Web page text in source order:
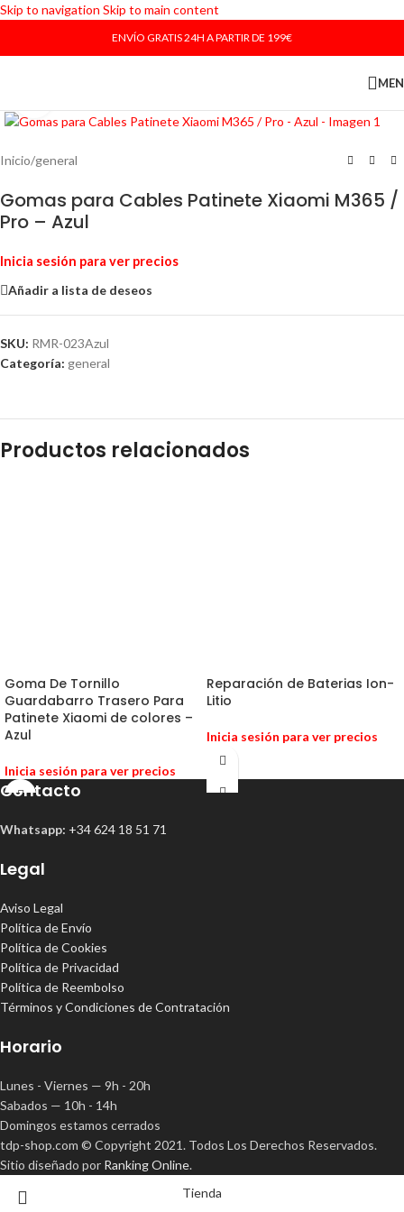
Skip to navigation Skip to main content
ENVÍO GRATIS 24H A PARTIR DE 199€
Inicio/general
Gomas para Cables Patinete Xiaomi M365 /
Pro – Azul
Inicia sesión para ver precios
Añadir a lista de deseos
SKU: RMR-023Azul
Categoría: general
Productos relacionados
Goma De Tornillo
Guardabarro Trasero Para
Patinete Xiaomi de colores –
Azul
Inicia sesión para ver precios
Reparación de Baterias Ion-
Litio
Inicia sesión para ver precios
Contacto
Whatsapp: +34 624 18 51 71
Legal
Aviso Legal
Política de Envío
Política de Cookies
Política de Privacidad
Política de Reembolso
Términos y Condiciones de Contratación
Horario
Lunes - Viernes — 9h - 20h
Sabados — 10h - 14h
Domingos estamos cerrados
tdp-shop.com © Copyright 2021. Todos Los Derechos Reservados.
Sitio diseñado por Ranking Online.
Tienda